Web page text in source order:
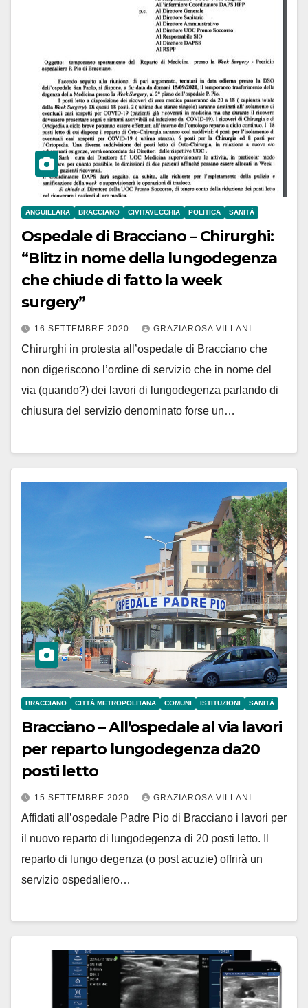
ANGUILLARA BRACCIANO CIVITAVECCHIA POLITICA SANITÀ
Ospedale di Bracciano – Chirurghi:
“Blitz in nome della lungodegenza
che chiude di fatto la week
surgery”
16 SETTEMBRE 2020 GRAZIAROSA VILLANI
Chirurghi in protesta all’ospedale di Bracciano che
non digeriscono l’ordine di servizio che in nome del
via (quando?) dei lavori di lungodegenza parlando di
chiusura del servizio denominato forse un…
BRACCIANO CITTÀ METROPOLITANA COMUNI ISTITUZIONI SANITÀ
Bracciano – All’ospedale al via lavori
per reparto lungodegenza da20
posti letto
15 SETTEMBRE 2020 GRAZIAROSA VILLANI
Affidati all’ospedale Padre Pio di Bracciano i lavori per
il nuovo reparto di lungodegenza di 20 posti letto. Il
reparto di lungo degenza (o post acuzie) offrirà un
servizio ospedaliero…